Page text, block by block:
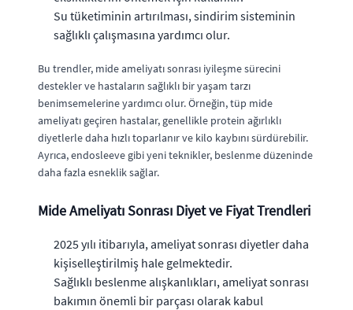
Su tüketiminin artırılması, sindirim sisteminin
sağlıklı çalışmasına yardımcı olur.
Bu trendler, mide ameliyatı sonrası iyileşme sürecini
destekler ve hastaların sağlıklı bir yaşam tarzı
benimsemelerine yardımcı olur. Örneğin, tüp mide
ameliyatı geçiren hastalar, genellikle protein ağırlıklı
diyetlerle daha hızlı toparlanır ve kilo kaybını sürdürebilir.
Ayrıca, endosleeve gibi yeni teknikler, beslenme düzeninde
daha fazla esneklik sağlar.
Mide Ameliyatı Sonrası Diyet ve Fiyat Trendleri
2025 yılı itibarıyla, ameliyat sonrası diyetler daha
kişiselleştirilmiş hale gelmektedir.
Sağlıklı beslenme alışkanlıkları, ameliyat sonrası
bakımın önemli bir parçası olarak kabul